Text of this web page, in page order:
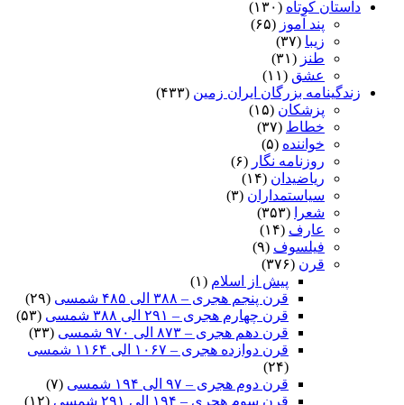
داستان کوتاه (۱۳۰)
پند آموز (۶۵)
زیبا (۳۷)
طنز (۳۱)
عشق (۱۱)
زندگینامه بزرگان ایران زمین (۴۳۳)
پزشکان (۱۵)
خطاط (۳۷)
خواننده (۵)
روزنامه نگار (۶)
ریاضیدان (۱۴)
سیاستمداران (۳)
شعرا
(۳۵۳)
عارف (۱۴)
فیلسوف (۹)
قرن (۳۷۶)
پیش از اسلام (۱)
قرن پنجم هجری – ۳۸۸ الی ۴۸۵ شمسی
(۲۹)
قرن چهارم هجری – ۲۹۱ الی ۳۸۸ شمسی
(۵۳)
قرن دهم هجری – ۸۷۳ الی ۹۷۰ شمسی
(۳۳)
قرن دوازده هجری – ۱۰۶۷ الی ۱۱۶۴ شمسی
(۲۴)
قرن دوم هجری – ۹۷ الی ۱۹۴ شمسی
(۷)
قرن سوم هجری – ۱۹۴ الی ۲۹۱ شمسی
(۱۲)